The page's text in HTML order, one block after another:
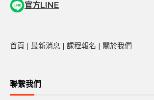
官方LINE
首頁 | 最新消息 | 課程報名 | 關於我們
聯繫我們